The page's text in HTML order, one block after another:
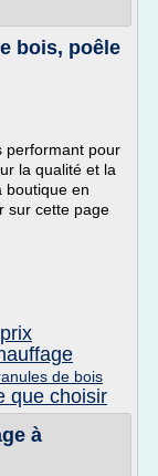
bois, poêle
performant pour
la qualité et la
boutique en
sur cette page
prix
de bois
que choisir
à